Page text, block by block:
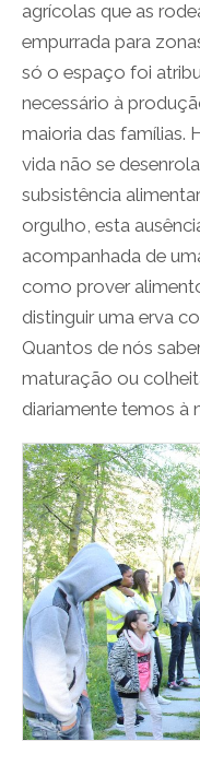
agrícolas que as
empurrada para
só o espaço foi
necessário à
maioria das famílias.
vida não se
subsistência
orgulho, esta
acompanhada de
como prover
distinguir uma erva
Quantos de nós
maturação ou
diariamente temos à